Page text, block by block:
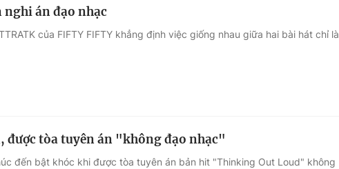
nghi án đạo nhạc
của FIFTY FIFTY khẳng định việc giống nhau giữa hai bài hát chỉ là
được tòa tuyên án "không đạo nhạc"
đến bật khóc khi được tòa tuyên án bản hit "Thinking Out Loud" không